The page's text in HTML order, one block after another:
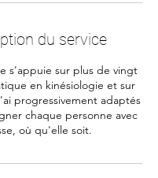
du service
s'appuie sur plus de vingt
en kinésiologie et sur
progressivement adaptés
chaque personne avec
où qu'elle soit.